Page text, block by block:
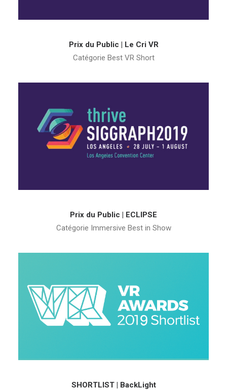
Prix du Public | Le Cri VR
Catégorie Best VR Short
Prix du Public | ECLIPSE
Catégorie Immersive Best in Show
SHORTLIST | BackLight